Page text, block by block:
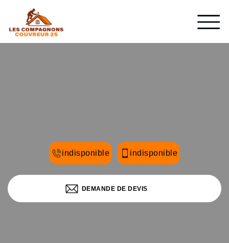
indisponible indisponible
DEMANDE DE DEVIS